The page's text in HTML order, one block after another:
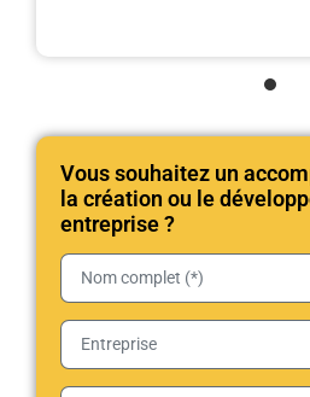
Vous souhaitez un
la création ou le
entreprise ?